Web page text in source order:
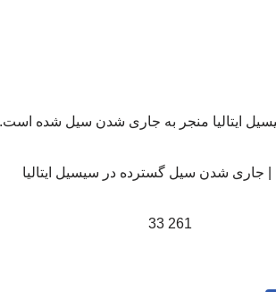
ایتالیا منجر به جاری شدن سیل شده است./
261 33